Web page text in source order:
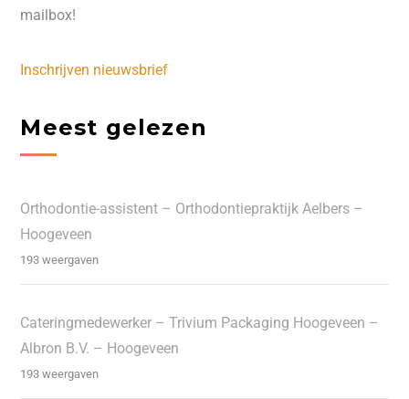
mailbox!
Inschrijven nieuwsbrief
Meest gelezen
Orthodontie-assistent – Orthodontiepraktijk Aelbers –
Hoogeveen
193 weergaven
Cateringmedewerker – Trivium Packaging Hoogeveen –
Albron B.V. – Hoogeveen
193 weergaven